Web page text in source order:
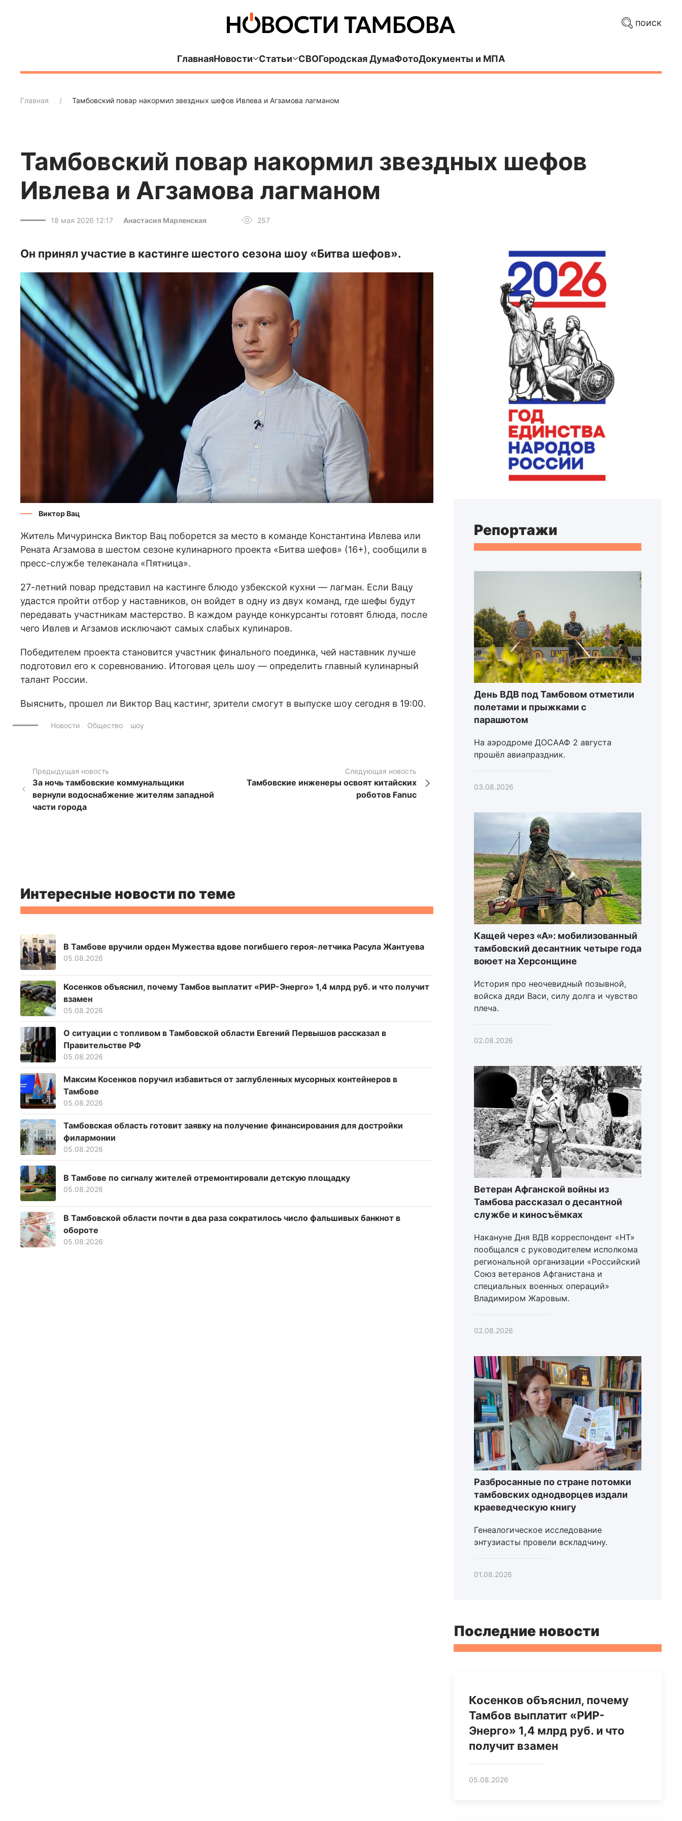
поиск
ГлавнаяНовости Статьи СВОГородская ДумаФотоДокументы и МПА
Главная Тамбовский повар накормил звездных шефов Ивлева и Агзамова лагманом
Тамбовский повар накормил звездных шефов
Ивлева и Агзамова лагманом
18 мая 2026 12:17 Анастасия Марленская 257
Он принял участие в кастинге шестого сезона шоу «Битва шефов».
Виктор Вац
Житель Мичуринска Виктор Вац поборется за место в команде Константина Ивлева или
Рената Агзамова в шестом сезоне кулинарного проекта «Битва шефов» (16+), сообщили в
пресс-службе телеканала «Пятница».
27-летний повар представил на кастинге блюдо узбекской кухни — лагман. Если Вацу
удастся пройти отбор у наставников, он войдет в одну из двух команд, где шефы будут
передавать участникам мастерство. В каждом раунде конкурсанты готовят блюда, после
чего Ивлев и Агзамов исключают самых слабых кулинаров.
Победителем проекта становится участник финального поединка, чей наставник лучше
подготовил его к соревнованию. Итоговая цель шоу — определить главный кулинарный
талант России.
Выяснить, прошел ли Виктор Вац кастинг, зрители смогут в выпуске шоу сегодня в 19:00.
Новости Общество шоу
Предыдущая новость
За ночь тамбовские коммунальщики
вернули водоснабжение жителям западной
части города
Следующая новость
Тамбовские инженеры освоят китайских
роботов Fanuc
Интересные новости по теме
В Тамбове вручили орден Мужества вдове погибшего героя-летчика Расула Жантуева
05.08.2026
Косенков объяснил, почему Тамбов выплатит «РИР-Энерго» 1,4 млрд руб. и что получит
взамен
05.08.2026
О ситуации с топливом в Тамбовской области Евгений Первышов рассказал в
Правительстве РФ
05.08.2026
Максим Косенков поручил избавиться от заглубленных мусорных контейнеров в
Тамбове
05.08.2026
Тамбовская область готовит заявку на получение финансирования для достройки
филармонии
05.08.2026
В Тамбове по сигналу жителей отремонтировали детскую площадку
05.08.2026
В Тамбовской области почти в два раза сократилось число фальшивых банкнот в
обороте
05.08.2026
Репортажи
День ВДВ под Тамбовом отметили
полетами и прыжками с
парашютом
На аэродроме ДОСААФ 2 августа
прошёл авиапраздник.
03.08.2026
Кащей через «А»: мобилизованный
тамбовский десантник четыре года
воюет на Херсонщине
История про неочевидный позывной,
войска дяди Васи, силу долга и чувство
плеча.
02.08.2026
Ветеран Афганской войны из
Тамбова рассказал о десантной
службе и киносъёмках
Накануне Дня ВДВ корреспондент «НТ»
пообщался с руководителем исполкома
региональной организации «Российский
Союз ветеранов Афганистана и
специальных военных операций»
Владимиром Жаровым.
02.08.2026
Разбросанные по стране потомки
тамбовских однодворцев издали
краеведческую книгу
Генеалогическое исследование
энтузиасты провели вскладчину.
01.08.2026
Последние новости
Косенков объяснил, почему
Тамбов выплатит «РИР-
Энерго» 1,4 млрд руб. и что
получит взамен
05.08.2026